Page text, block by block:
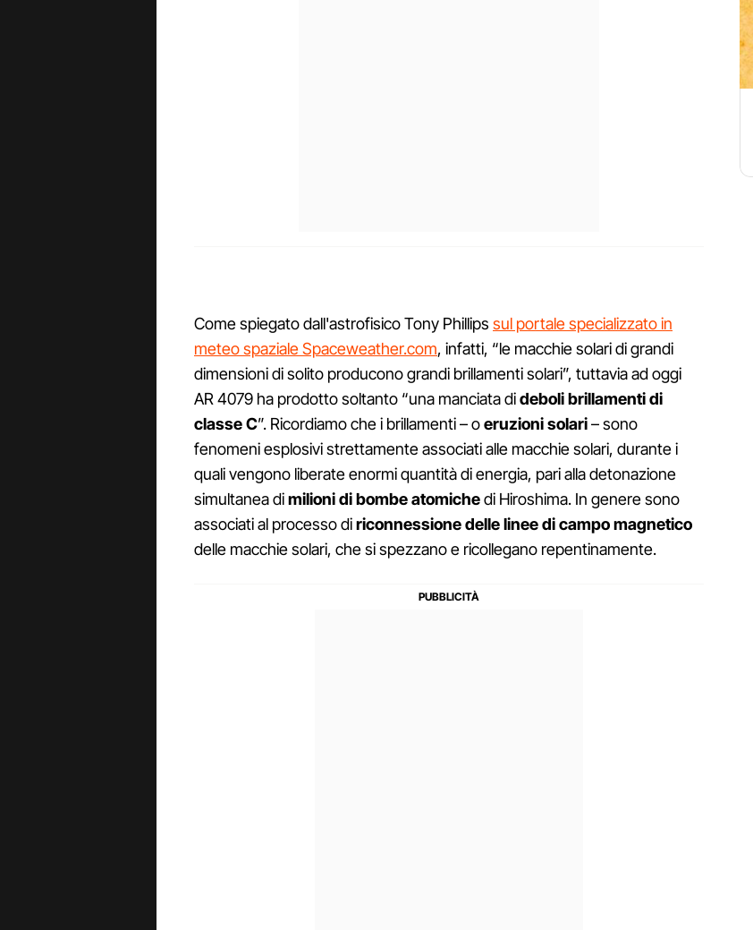
Come spiegato dall'astrofisico Tony Phillips sul portale specializzato in
meteo spaziale Spaceweather.com, infatti, “le macchie solari di grandi
dimensioni di solito producono grandi brillamenti solari”, tuttavia ad oggi
AR 4079 ha prodotto soltanto “una manciata dideboli brillamenti di
classe C”. Ricordiamo che i brillamenti – oeruzioni solari– sono
fenomeni esplosivi strettamente associati alle macchie solari, durante i
quali vengono liberate enormi quantità di energia, pari alla detonazione
simultanea dimilioni di bombe atomichedi Hiroshima. In genere sono
associati al processo diriconnessione delle linee di campo magnetico
delle macchie solari, che si spezzano e ricollegano repentinamente.